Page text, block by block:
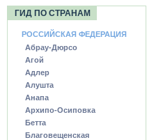
ГИД ПО СТРАНАМ
РОССИЙСКАЯ ФЕДЕРАЦИЯ
Абрау-Дюрсо
Агой
Адлер
Алушта
Анапа
Архипо-Осиповка
Бетта
Благовещенская